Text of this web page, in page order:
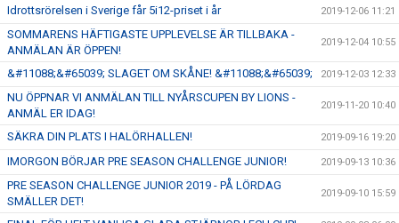
Idrottsrörelsen i Sverige får 5i12-priset i år 2019-12-06 11:21
SOMMARENS HÄFTIGASTE UPPLEVELSE ÄR TILLBAKA -
ANMÄLAN ÄR ÖPPEN!
2019-12-04 10:55
&#11088;&#65039; SLAGET OM SKÅNE! &#11088;&#65039; 2019-12-03 12:33
NU ÖPPNAR VI ANMÄLAN TILL NYÅRSCUPEN BY LIONS -
ANMÄL ER IDAG!
2019-11-20 10:40
SÄKRA DIN PLATS I HALÖRHALLEN! 2019-09-16 19:20
IMORGON BÖRJAR PRE SEASON CHALLENGE JUNIOR! 2019-09-13 10:36
PRE SEASON CHALLENGE JUNIOR 2019 - PÅ LÖRDAG
SMÄLLER DET!
2019-09-10 15:59